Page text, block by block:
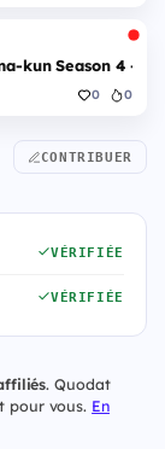
kun Season 4 -
0 0
CONTRIBUER
VÉRIFIÉE
VÉRIFIÉE
. Quodat
pour vous. En